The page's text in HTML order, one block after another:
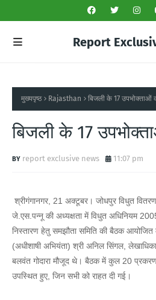
Report
मुख्यपृष्ठ Rajasthan बिजली के 17 उपभोक्ताओं
बिजली के 17
report exclusive news 11:07 pm
श्रीगंगानगर, 21 अक्टूबर। जोधपुर विधुत
जे.एस.पन्नू की अध्यक्षता में विधुत अधिनियम
निस्तारण हेतु समझौता समिति की बैठक
(अधीशाषी अभियंता) श्री अनिल सिंगल,
बलवंत गोदारा मौजूद थे। बैठक में कुल 20
उपस्थित हुए, जिन सभी को राहत दी गई।